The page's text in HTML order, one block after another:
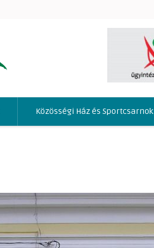
Közösségi Ház és Sportcsarnok